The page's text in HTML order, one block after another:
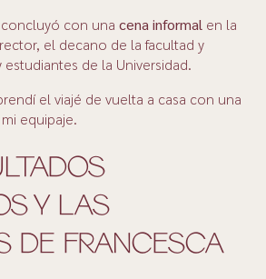
con una cena informal en la
el decano de la facultad y
de la Universidad.
el viajé de vuelta a casa con una
equipaje.
Y LAS
DE FRANCESCA